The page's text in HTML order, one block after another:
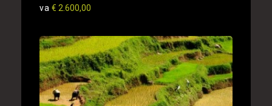
va € 2.600,00